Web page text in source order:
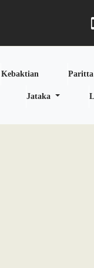
Kebaktian Paritta
Jataka